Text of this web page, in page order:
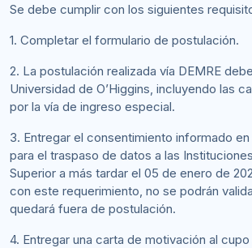
Se debe cumplir con los siguientes
1. Completar el formulario de postulación.
2. La postulación realizada vía DEMRE
Universidad de O’Higgins, incluyendo las
por la vía de ingreso especial.
3. Entregar el consentimiento informado
para el traspaso de datos a las
Superior a más tardar el 05 de enero de
con este requerimiento, no se podrán
quedará fuera de postulación.
4. Entregar una carta de motivación al